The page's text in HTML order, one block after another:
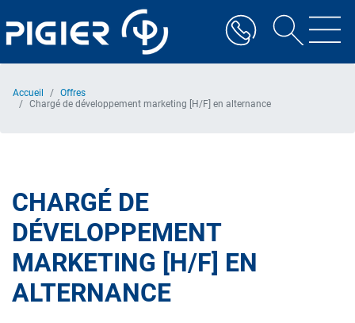
au
contenu
Accueil
Offres
Chargé de développement marketing [H/F] en alternance
CHARGÉ DE
DÉVELOPPEMENT
MARKETING [H/F] EN
ALTERNANCE